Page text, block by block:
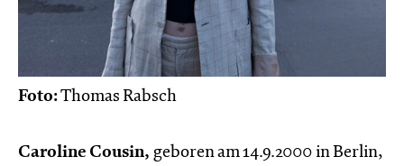
Foto:Thomas Rabsch
Caroline Cousin, geboren am 14.9.2000 in Berlin,